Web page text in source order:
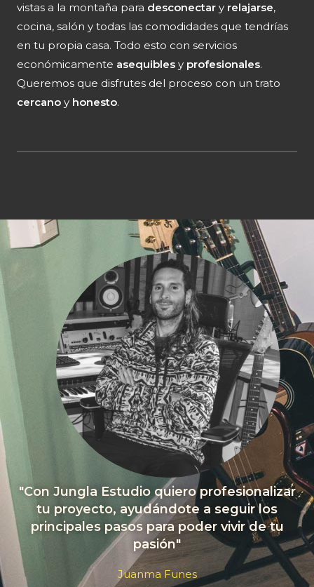
vistas a la montaña para desconectar y relajarse,
cocina, salón y todas las comodidades que tendrías
en tu propia casa. Todo esto con servicios
económicamente asequibles y profesionales.
Queremos que disfrutes del proceso con un trato
cercano y honesto.
"Con Jungla Estudio quiero profesionalizar
tu proyecto, ayudándote a seguir los
principales pasos para poder vivir de tu
pasión"
Juanma Funes